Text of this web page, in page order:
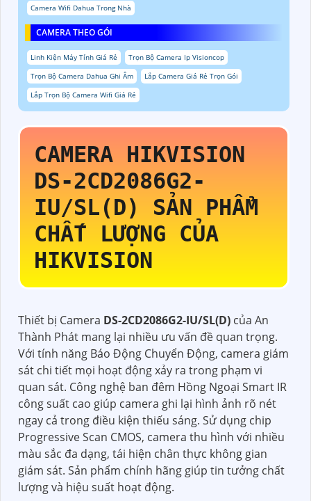
Camera Wifi Dahua Trong Nhà
CAMERA THEO GÓI
Linh Kiện Máy Tính Giá Rẻ
Trọn Bộ Camera Ip Visioncop
Trọn Bộ Camera Dahua Ghi Âm
Lắp Camera Giá Rẻ Trọn Gói
Lắp Trọn Bộ Camera Wifi Giá Rẻ
CAMERA HIKVISION
DS-2CD2086G2-
IU/SL(D) SẢN PHẨM
CHẤT LƯỢNG CỦA
HIKVISION
Thiết bị Camera DS-2CD2086G2-IU/SL(D) của An
Thành Phát mang lại nhiều ưu vấn đề quan trọng.
Với tính năng Báo Động Chuyển Động, camera giám
sát chi tiết mọi hoạt động xảy ra trong phạm vi
quan sát. Công nghệ ban đêm Hồng Ngoại Smart IR
công suất cao giúp camera ghi lại hình ảnh rõ nét
ngay cả trong điều kiện thiếu sáng. Sử dụng chip
Progressive Scan CMOS, camera thu hình với nhiều
màu sắc đa dạng, tái hiện chân thực không gian
giám sát. Sản phẩm chính hãng giúp tin tưởng chất
lượng và hiệu suất hoạt động.